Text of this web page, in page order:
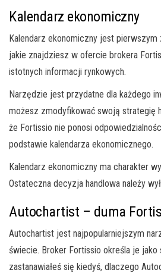
Kalendarz ekonomiczny
Kalendarz ekonomiczny jest pierwszym
jakie znajdziesz w ofercie brokera
istotnych informacji rynkowych.
Narzędzie jest przydatne dla każdego
możesz zmodyfikować swoją strategię
że Fortissio nie ponosi
podstawie kalendarza ekonomicznego.
Kalendarz ekonomiczny ma charakter
Ostateczna decyzja handlowa należy
Autochartist – duma
Autochartist jest najpopularniejszym
świecie. Broker Fortissio określa je jako
zastanawiałeś się kiedyś, dlaczego